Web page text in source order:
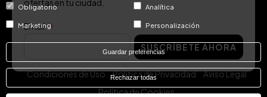
Obligatorio Analítica
Marketing Personalización
Guardar preferencias
Rechazar todas
© Hotel Treats 2026
Tel: +34 871 51 00 40 (9:00 - 19:00 CEST)
Condiciones de Uso Política de Privacidad
Aviso Legal
Política de Cookies
ofertas en tu ciudad.
Email
SUSCRÍBETE AHORA